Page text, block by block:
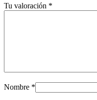
Tu valoración *
Nombre *